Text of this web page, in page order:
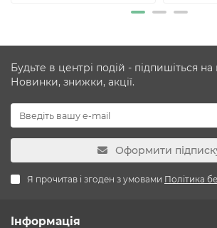
Будьте в центрі подій - підпишіться
Новинки, знижки, акції.
Оформити
Я прочитав і згоден з умовами Політика
Інформація